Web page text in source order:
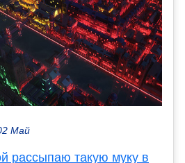
Май
рассыпаю такую муку в